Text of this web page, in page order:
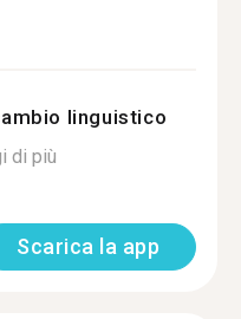
linguistico
di più
Scarica la app